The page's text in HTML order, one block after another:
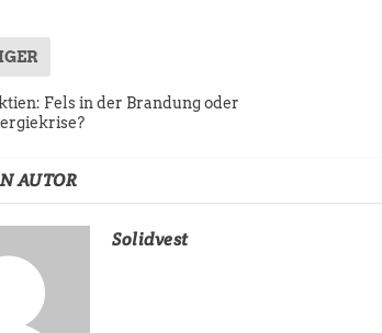
Fels in der Brandung oder
AUTOR
Solidvest